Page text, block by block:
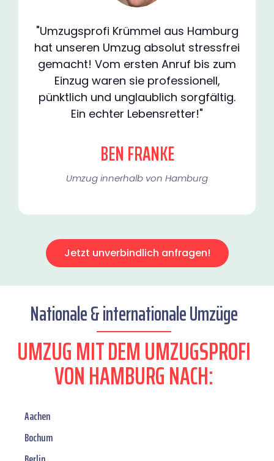
"Umzugsprofi Krümmel aus Hamburg
hat unseren Umzug absolut stressfrei
gemacht! Vom ersten Anruf bis zum
Einzug waren sie professionell,
pünktlich und unglaublich sorgfältig.
Ein echter Lebensretter!"
BEN FRANKE
Umzug innerhalb von Hamburg​
Jetzt unverbindlich anfragen!
Nationale & internationale Umzüge
UMZUG MIT DEM UMZUGSPROFI
VON HAMBURG NACH:
Aachen
Bochum